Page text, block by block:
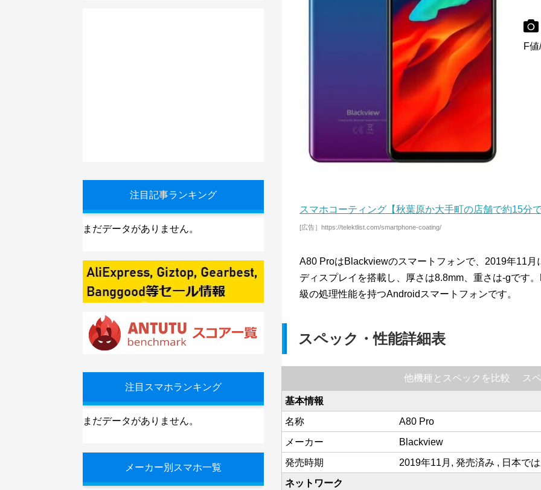
F
スマホコーティング【秋葉原か大手町の店舗で約15分で
[広告］https://telektlist.com/smartphone-coating/
A80 ProはBlackviewのスマートフォンで、2019年11
ディスプレイを搭載し、厚さは8.8mm、重さは-gです
級の処理性能を持つAndroidスマートフォンです。
スペック・性能詳細表
ス
他機種とスペックを比較
基本情報
名称
A80 Pro
メーカー
Blackview
発売時期
2019年11月, 発売済み , 日本で
ネットワーク
注目記事ランキング
まだデータがありません。
注目スマホランキング
まだデータがありません。
メーカー別スマホ一覧